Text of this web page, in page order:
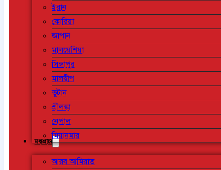
ইরান
কোরিয়া
জাপান
মালয়েশিয়া
সিঙ্গাপুর
মালদ্বীপ
ভুটান
শ্রীলঙ্কা
নেপাল
মিয়ানমার
মধ্যপ্রাচ্য
আরব আমিরাত